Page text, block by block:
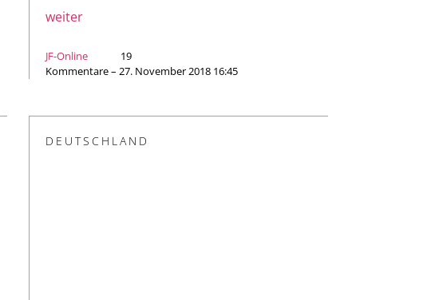
weiter
JF-Online
19
Kommentare – 27. November 2018 16:45
DEUTSCHLAND